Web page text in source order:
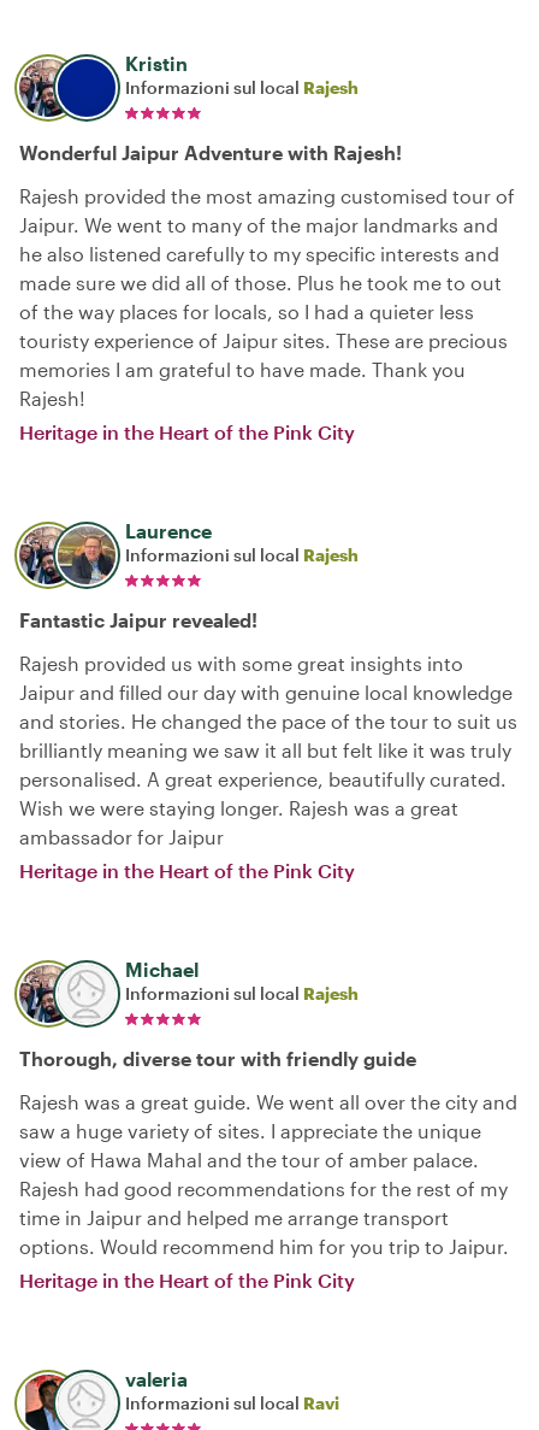
Kristin
Informazioni sul local Rajesh
Wonderful Jaipur Adventure with Rajesh!
Rajesh provided the most amazing customised tour of
Jaipur. We went to many of the major landmarks and
he also listened carefully to my specific interests and
made sure we did all of those. Plus he took me to out
of the way places for locals, so I had a quieter less
touristy experience of Jaipur sites. These are precious
memories I am grateful to have made. Thank you
Rajesh!
Heritage in the Heart of the Pink City
Laurence
Informazioni sul local Rajesh
Fantastic Jaipur revealed!
Rajesh provided us with some great insights into
Jaipur and filled our day with genuine local knowledge
and stories. He changed the pace of the tour to suit us
brilliantly meaning we saw it all but felt like it was truly
personalised. A great experience, beautifully curated.
Wish we were staying longer. Rajesh was a great
ambassador for Jaipur
Heritage in the Heart of the Pink City
Michael
Informazioni sul local Rajesh
Thorough, diverse tour with friendly guide
Rajesh was a great guide. We went all over the city and
saw a huge variety of sites. I appreciate the unique
view of Hawa Mahal and the tour of amber palace.
Rajesh had good recommendations for the rest of my
time in Jaipur and helped me arrange transport
options. Would recommend him for you trip to Jaipur.
Heritage in the Heart of the Pink City
valeria
Informazioni sul local Ravi